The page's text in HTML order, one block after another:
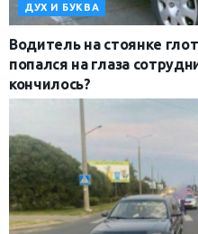
ДУХ И БУКВА
Водитель на стоянке
попался на глаза
кончилось?